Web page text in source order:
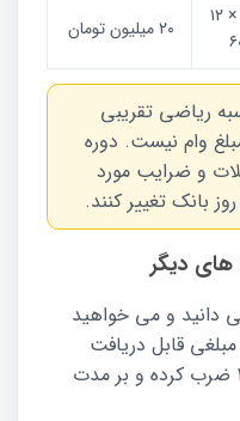
۱۰۰ × ۱۲
۲۰ میلیون تومان
ریاضی تقریبی
وام نیست. دوره
و ضرایب مورد
بانک تغییر کنند.
خود را می دانید و می خواهید
قابل دریافت
است، باید امتیاز ۱۲ ماهه را در ۱۲ ضرب کرده و بر مدت